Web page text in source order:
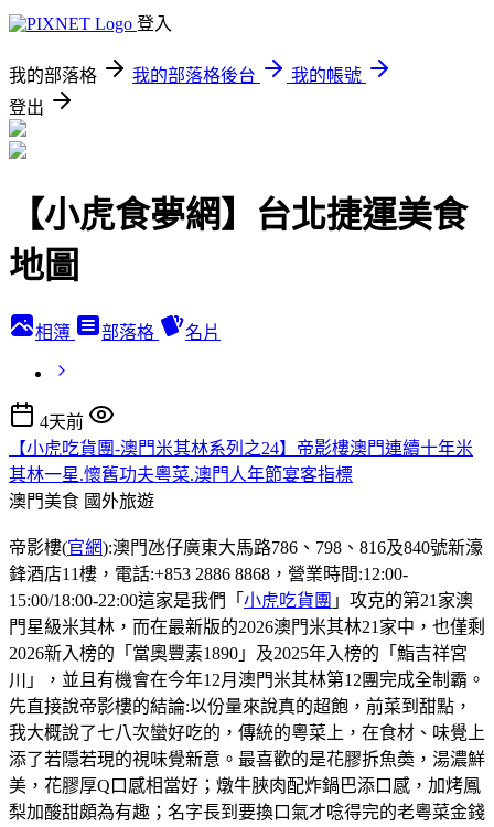
登入
我的部落格 我的部落格後台
我的帳號
登出
【小虎食夢網】台北捷運美食
地圖
相簿 部落格 名片
4天前
【小虎吃貨團-澳門米其林系列之24】帝影樓澳門連續十年米
其林一星.懷舊功夫粵菜.澳門人年節宴客指標
澳門美食 國外旅遊
帝影樓(官網):澳門氹仔廣東大馬路786、798、816及840號新濠
鋒酒店11樓，電話:+853 2886 8868，營業時間:12:00-
15:00/18:00-22:00這家是我們「 小虎吃貨團 」攻克的第21家澳
門星級米其林，而在最新版的2026澳門米其林21家中，也僅剩
2026新入榜的「當奧豐素1890」及2025年入榜的「鮨吉祥宮
川」，並且有機會在今年12月澳門米其林第12團完成全制霸。
先直接說帝影樓的結論:以份量來說真的超飽，前菜到甜點，
我大概說了七八次蠻好吃的，傳統的粵菜上，在食材、味覺上
添了若隱若現的視味覺新意。最喜歡的是花膠拆魚𡙡，湯濃鮮
美，花膠厚Q口感相當好；燉牛脥肉配炸鍋巴添口感，加烤鳳
梨加酸甜頗為有趣；名字長到要換口氣才唸得完的老粵菜金錢